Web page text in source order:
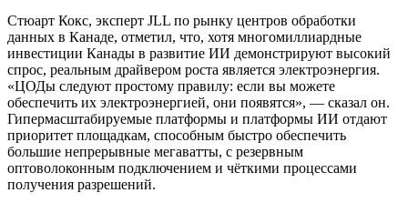
Стюарт Кокс, эксперт JLL по рынку центров обработки
данных в Канаде, отметил, что, хотя многомиллиардные
инвестиции Канады в развитие ИИ демонстрируют высокий
спрос, реальным драйвером роста является электроэнергия.
«ЦОДы следуют простому правилу: если вы можете
обеспечить их электроэнергией, они появятся», — сказал он.
Гипермасштабируемые платформы и платформы ИИ отдают
приоритет площадкам, способным быстро обеспечить
большие непрерывные мегаватты, с резервным
оптоволоконным подключением и чёткими процессами
получения разрешений.